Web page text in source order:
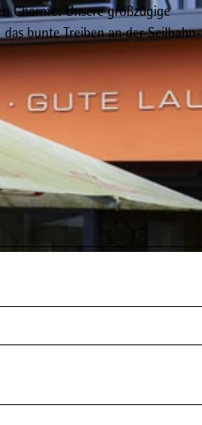
Charme: Unsere großzügige
bunte Treiben an der Seilbahn-